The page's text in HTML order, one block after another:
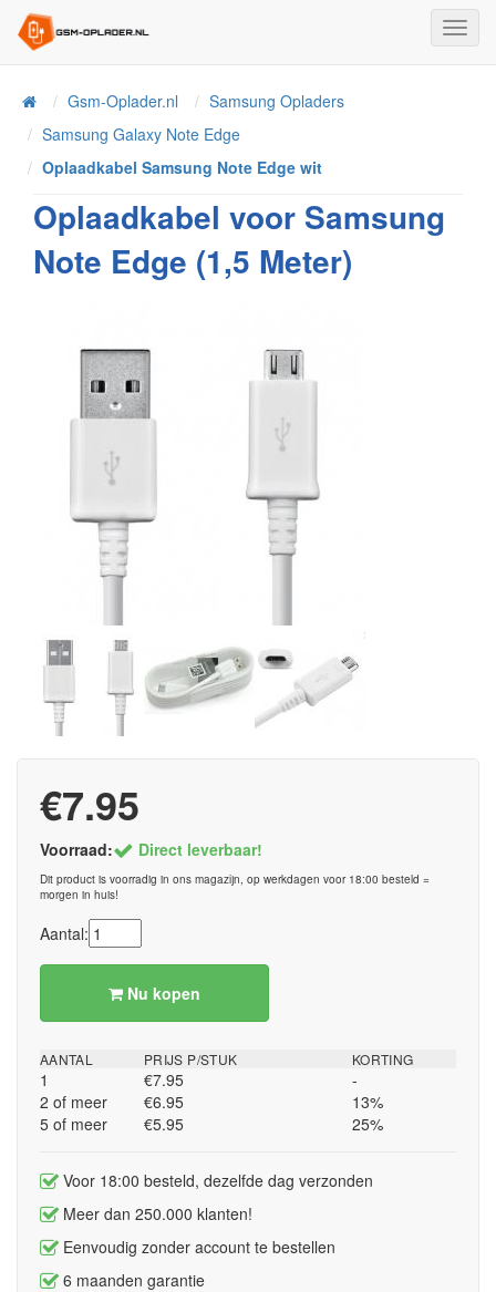
HomeGsm-Oplader.nl
Samsung Opladers
Samsung Galaxy Note Edge
Oplaadkabel Samsung Note Edge wit
Oplaadkabel voor Samsung
Note Edge (1,5 Meter)
€7.95
Voorraad: Direct leverbaar!
Dit product is voorradig in ons magazijn, op werkdagen voor 18:00 besteld =
morgen in huis!
Aantal:
Nu kopen
AANTAL
1
2 of meer
5 of meer
PRIJS P/STUK
€7.95
€6.95
€5.95
KORTING
-
13%
25%
Voor 18:00 besteld, dezelfde dag verzonden
Meer dan 250.000 klanten!
Eenvoudig zonder account te bestellen
6 maanden garantie